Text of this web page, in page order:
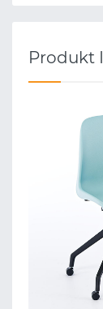
Produkt